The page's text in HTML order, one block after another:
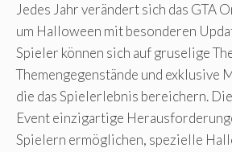
Jedes Jahr verändert sich das GTA
um Halloween mit besonderen
Spieler können sich auf gruselige
Themengegenstände und exklusive
die das Spielerlebnis bereichern.
Event einzigartige
Spielern ermöglichen, spezielle